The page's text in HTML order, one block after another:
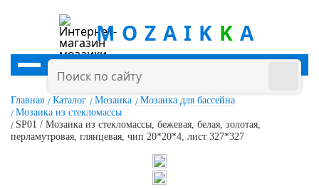
MOZAIK K A
Главная Каталог Мозаика
Мозаика для бассейна
Мозаика из стекломассы
SP01 / Мозаика из стекломассы, бежевая, белая, золотая,
перламутровая, глянцевая, чип 20*20*4, лист 327*327